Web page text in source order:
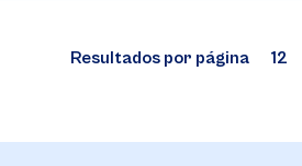
Resultados por página 12